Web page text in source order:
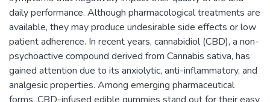
daily performance. Although pharmacological treatments are
available, they may produce undesirable side effects or low
patient adherence. In recent years, cannabidiol (CBD), a non-
psychoactive compound derived from Cannabis sativa, has
gained attention due to its anxiolytic, anti-inflammatory, and
analgesic properties. Among emerging pharmaceutical